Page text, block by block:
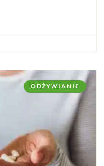
ODŻYWIANIE